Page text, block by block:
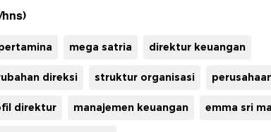
mega satria direktur keuangan
direksi struktur organisasi
direktur manajemen keuangan emma sri